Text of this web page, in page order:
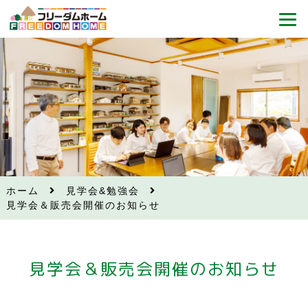
ホーム
見学会&勉強会
見学会＆販売会開催のお知らせ
見学会＆販売会開催のお知らせ